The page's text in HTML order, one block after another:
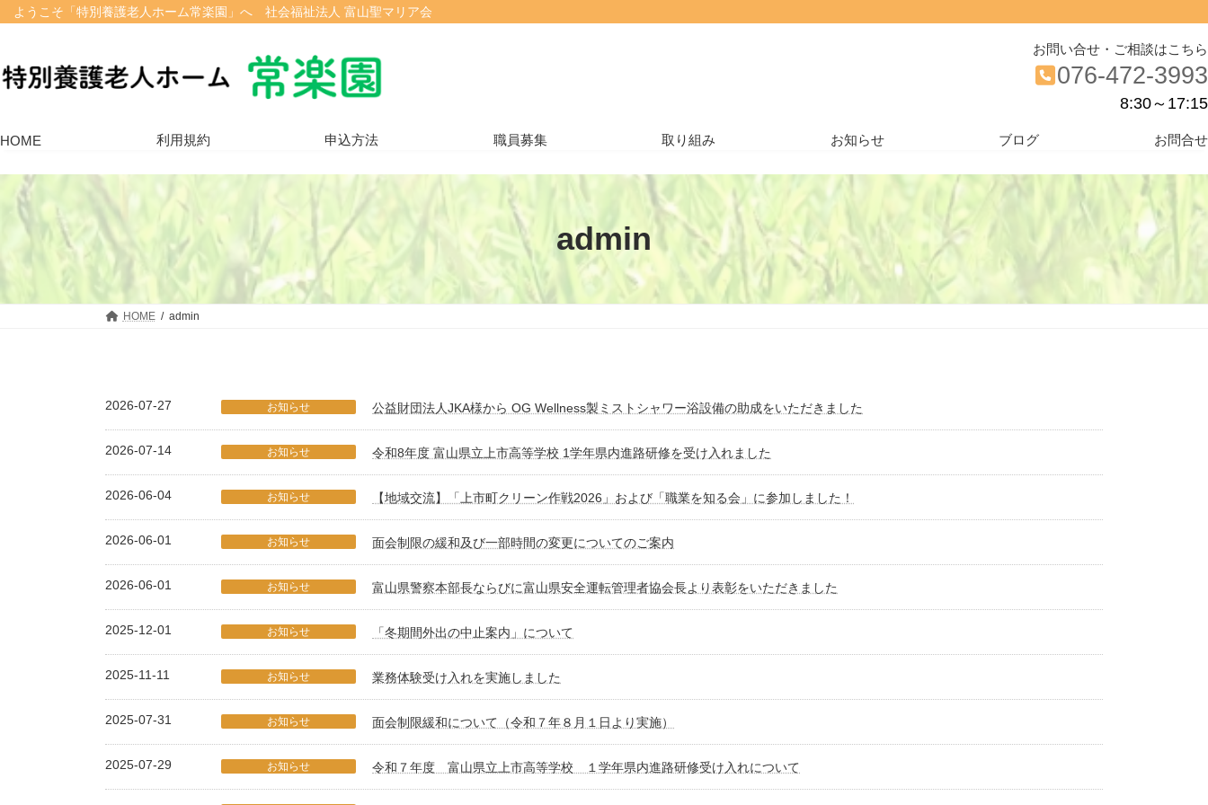
ン
ス
ー
ン
ようこそ「特別養護老人ホーム常楽園」へ 社会福祉法人 富山聖マリア会
お問い合せ・ご相談はこちら
076-472-3993
8:30～17:15
HOME 利用規約 申込方法 職員募集 取り組み お知らせ ブログ お問合せ
admin
HOME admin
2026-07-27 お知らせ 公益財団法人JKA様から OG Wellness製ミストシャワー浴設備の助成をいただきました
2026-07-14 お知らせ 令和8年度 富山県立上市高等学校 1学年県内進路研修を受け入れました
2026-06-04 お知らせ 【地域交流】「上市町クリーン作戦2026」および「職業を知る会」に参加しました！
2026-06-01 お知らせ 面会制限の緩和及び一部時間の変更についてのご案内
2026-06-01 お知らせ 富山県警察本部長ならびに富山県安全運転管理者協会長より表彰をいただきました
2025-12-01 お知らせ 「冬期間外出の中止案内」について
2025-11-11 お知らせ 業務体験受け入れを実施しました
2025-07-31 お知らせ 面会制限緩和について（令和７年８月１日より実施）
2025-07-29 お知らせ 令和７年度 富山県立上市高等学校 １学年県内進路研修受け入れについて